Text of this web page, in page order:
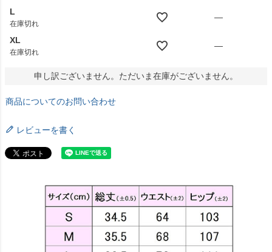
L
在庫切れ
—
XL
在庫切れ
—
申し訳ございません。ただいま在庫がございません。
商品についてのお問い合わせ
レビューを書く